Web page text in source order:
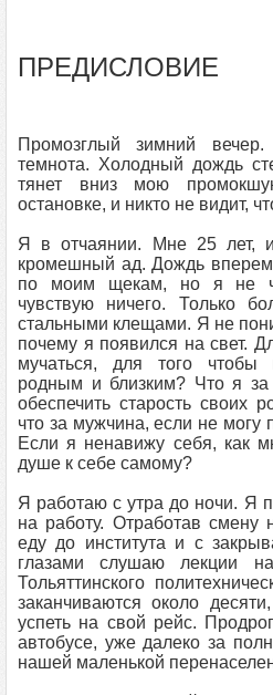
ПРЕДИСЛОВИЕ
Промозглый зимний
темнота. Холодный дождь
тянет вниз мою
остановке, и никто не видит,
Я в отчаянии. Мне 25 лет,
кромешный ад. Дождь
по моим щекам, но я не
чувствую ничего. Только
стальными клещами. Я не
почему я появился на свет.
мучаться, для того чтобы
родным и близким? Что я
обеспечить старость своих
что за мужчина, если не
Если я ненавижу себя, как
душе к себе самому?
Я работаю с утра до ночи. Я
на работу. Отработав смену
еду до института и с
глазами слушаю лекции
Тольяттинского
заканчиваются около
успеть на свой рейс.
автобусе, уже далеко за
нашей маленькой